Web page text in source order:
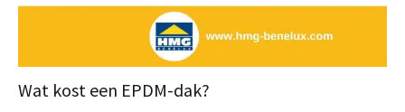
Wat kost een EPDM-dak?